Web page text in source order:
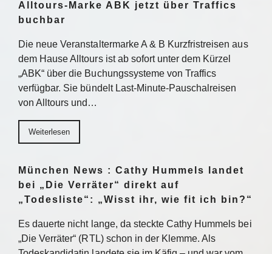
Alltours-Marke ABK jetzt über Traffics
buchbar
Die neue Veranstaltermarke A & B Kurzfristreisen aus
dem Hause Alltours ist ab sofort unter dem Kürzel
„ABK“ über die Buchungssysteme von Traffics
verfügbar. Sie bündelt Last-Minute-Pauschalreisen
von Alltours und…
Weiterlesen
München News : Cathy Hummels landet
bei „Die Verräter“ direkt auf
„Todesliste“: „Wisst ihr, wie fit ich bin?“
Es dauerte nicht lange, da steckte Cathy Hummels bei
„Die Verräter“ (RTL) schon in der Klemme. Als